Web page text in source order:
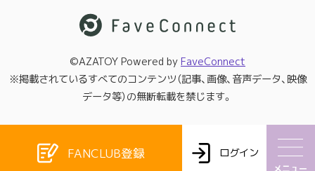
FANCLUB登録 ログイン
©AZATOY Powered by FaveConnect
※掲載されているすべてのコンテンツ（記事、画像、音声データ、映像
データ等）の無断転載を禁じます。